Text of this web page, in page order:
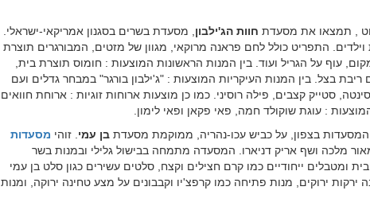
חוות הג'ילבון , מסעדת בשרים בסגנון אמריקאי-ישראלי.
התפריט כולל לחם פראנה מרוקאי, מגוון של מזטים, המבורגרים תוצרת
עוף על הגריל ועוד. בין המנות הראשונות המוצעות : חומוס תוצרת בית,
ריבת בצל. בין המנות העיקריות המוצעות : "ג'ילבון בורגר" במבחר גדלים ועם
סטייק קצבים, פילה רוסיני. כמו כן מוצעות ארוחות זוגיות : ארוחת חוואים
: עוגת שוקולד חמה, פאי פקאן ופאי לימון.
בצפון, על כביש עכו-נהריה, ממוקמת מסעדת בן עמי . זוהי מסעדות
מלכה ושף אריק דניארו. המסעדה מתמחה בבישול גלילי ובמנות בשר
ייחודיים כמו קרם חצילים וקצח, סלטים עשירים כגון סלט בן עמי
ירקות ירוקים, מנות פתיחה כמו קרפצ'יו וקבבונים על מצע טחינה ירוקה, ומנות